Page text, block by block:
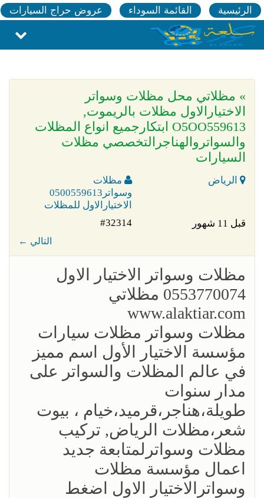
الرئيسية القائمة السوداء عروض حراج السيارات
» مظلاتي محل مظلات وسواتر
الاختيارالاول مظلات بالريموت,
O5OO559613 ابتكارجميع انواع المظلات
والسواتروالهناجرالتخصصي مظلات
السيارات
الرياض
مظلات
وسواتر0500559613
الاختيارالاول للمظلات
قبل 11 شهور
#32314
← التالي
مظلات وسواتر الاختيار الاول
0553770074 مظلاتي
www.alaktiar.com
مظلات وسواتر مظلات سيارات
مؤسسة الاختيار الأول اسم مميز
في عالم المظلات والسواتر على
مدار سنوات
طويلة،هناجر،قرميد،خيام ، بيوت
شعر،مظلات الرياض, تركيب
مظلات وسواترلمتابعة جديد
اعمال مؤسسة مظلات
وسواترالاختيار الاول اضغط